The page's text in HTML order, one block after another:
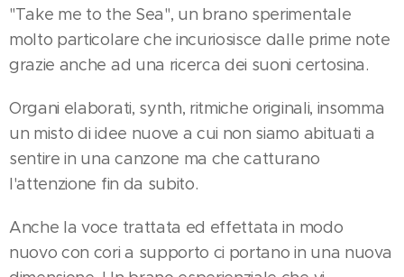
"Take me to the Sea", un brano sperimentale
molto particolare che incuriosisce dalle prime note
grazie anche ad una ricerca dei suoni certosina.
Organi elaborati, synth, ritmiche originali, insomma
un misto di idee nuove a cui non siamo abituati a
sentire in una canzone ma che catturano
l'attenzione fin da subito.
Anche la voce trattata ed effettata in modo
nuovo con cori a supporto ci portano in una nuova